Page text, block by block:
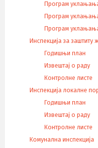
Програм
Програм
Програм
Инспекција за заштиту
Годишњи план
Извештај о раду
Контролне листе
Инспекција локалне
Годишњи план
Извештај о раду
Контролне листе
Комунална инспекција